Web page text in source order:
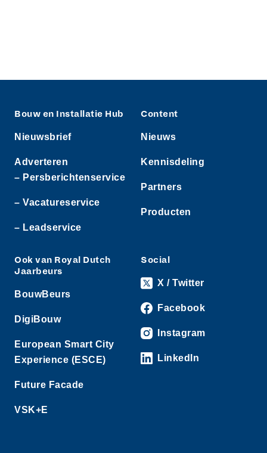
Bouw en Installatie Hub
Nieuwsbrief
Adverteren
– Persberichtenservice
– Vacatureservice
– Leadservice
Content
Nieuws
Kennisdeling
Partners
Producten
Ook van Royal Dutch
Jaarbeurs
BouwBeurs
DigiBouw
European Smart City
Experience (ESCE)
Future Facade
VSK+E
Social
X / Twitter
Facebook
Instagram
LinkedIn